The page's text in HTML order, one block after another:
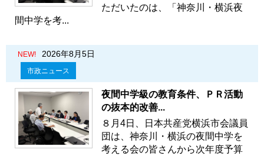
ただいたのは、「神奈川・横浜夜
間中学を考...
NEW! 2026年8月5日
市政ニュース
夜間中学級の教育条件、ＰＲ活動
の抜本的改善...
８月4日、日本共産党横浜市会議員
団は、神奈川・横浜の夜間中学を
考える会の皆さんから次年度予算